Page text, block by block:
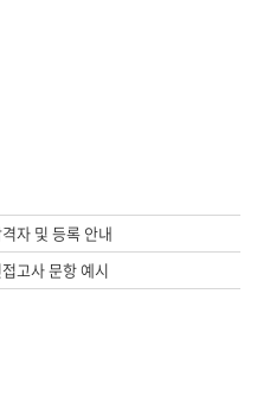
자 및 등록 안내
고사 문항 예시